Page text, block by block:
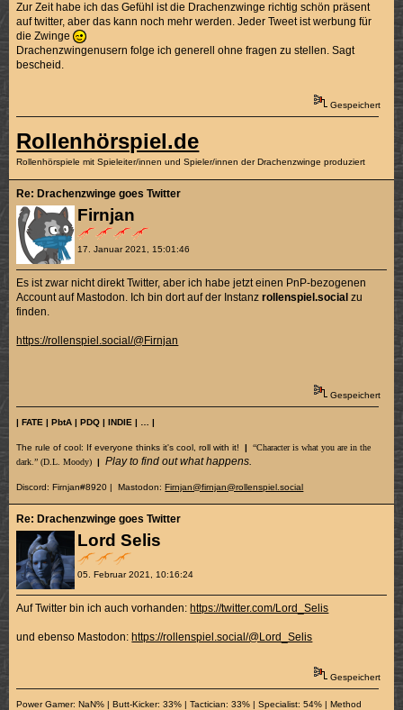
Zur Zeit habe ich das Gefühl ist die Drachenzwinge richtig schön präsent
auf twitter, aber das kann noch mehr werden. Jeder Tweet ist werbung für
die Zwinge
Drachenzwingenusern folge ich generell ohne fragen zu stellen. Sagt
bescheid.
Gespeichert
Rollenhörspiel.de
Rollenhörspiele mit Spieleiter/innen und Spieler/innen der Drachenzwinge produziert
Firnjan
17. Januar 2021, 15:01:46
Re: Drachenzwinge goes Twitter
Es ist zwar nicht direkt Twitter, aber ich habe jetzt einen PnP-bezogenen
Account auf Mastodon. Ich bin dort auf der Instanzrollenspiel.social zu
finden.
https://rollenspiel.social/@Firnjan
Gespeichert
| FATE | PbtA | PDQ | INDIE | … |
The rule of cool: If everyone thinks it's cool, roll with it!|
“Character is what you are in the
dark.” (D.L. Moody) | Play to find out what happens.
Discord: Firnjan#8920 | Mastodon:Firnjan@firnjan@rollenspiel.social
Lord Selis
05. Februar 2021, 10:16:24
Re: Drachenzwinge goes Twitter
Auf Twitter bin ich auch vorhanden:https://twitter.com/Lord_Selis
und ebenso Mastodon:https://rollenspiel.social/@Lord_Selis
Gespeichert
Power Gamer: NaN% | Butt-Kicker: 33% | Tactician: 33% | Specialist: 54% | Method